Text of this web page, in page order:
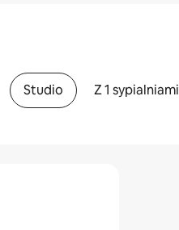
Studio Z 1 sypialniami